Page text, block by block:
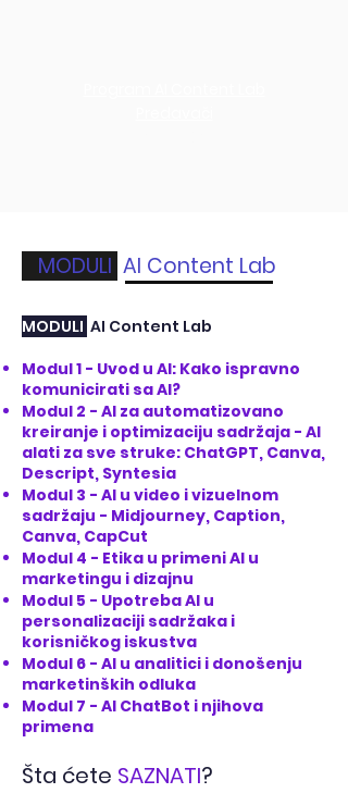
MODULI AI Content Lab
MODULI AI Content Lab
Modul 1 - Uvod u AI: Kako ispravno
komunicirati sa AI?
Modul 2 - AI za automatizovano
kreiranje i optimizaciju sadržaja - AI
alati za sve struke: ChatGPT, Canva,
Descript, Syntesia
Modul 3 - AI u video i vizuelnom
sadržaju - Midjourney, Caption,
Canva, CapCut
Modul 4 - Etika u primeni AI u
marketingu i dizajnu
Modul 5 - Upotreba AI u
personalizaciji sadržaka i
korisničkog iskustva
Modul 6 - AI u analitici i donošenju
marketinških odluka
Modul 7 - AI ChatBot i njihova
primena
Šta ćete SAZNATI?